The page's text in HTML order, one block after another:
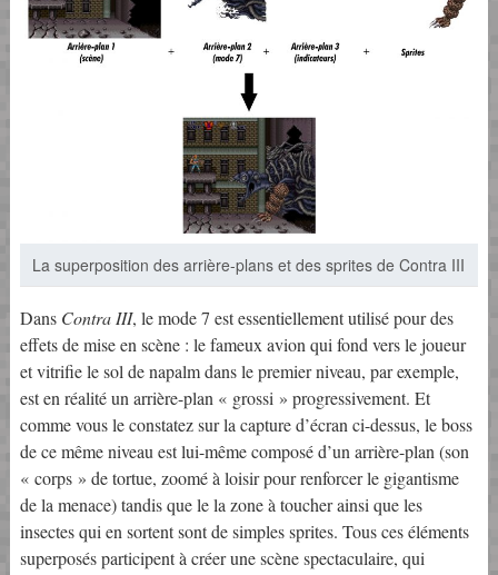
La superposition des arrière-plans et des sprites de Contra III
Dans Contra III, le mode 7 est essentiellement utilisé pour des
effets de mise en scène : le fameux avion qui fond vers le joueur
et vitrifie le sol de napalm dans le premier niveau, par exemple,
est en réalité un arrière-plan « grossi » progressivement. Et
comme vous le constatez sur la capture d’écran ci-dessus, le boss
de ce même niveau est lui-même composé d’un arrière-plan (son
« corps » de tortue, zoomé à loisir pour renforcer le gigantisme
de la menace) tandis que le la zone à toucher ainsi que les
insectes qui en sortent sont de simples sprites. Tous ces éléments
superposés participent à créer une scène spectaculaire, qui